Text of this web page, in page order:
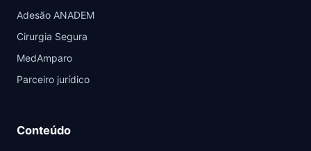
Adesão ANADEM
Cirurgia Segura
MedAmparo
Parceiro jurídico
Conteúdo